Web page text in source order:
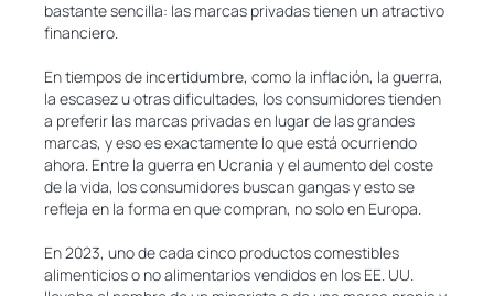
bastante sencilla: las marcas privadas tienen un atractivo
financiero.
En tiempos de incertidumbre, como la inflación, la guerra,
la escasez u otras dificultades, los consumidores tienden
a preferir las marcas privadas en lugar de las grandes
marcas, y eso es exactamente lo que está ocurriendo
ahora. Entre la guerra en Ucrania y el aumento del coste
de la vida, los consumidores buscan gangas y esto se
refleja en la forma en que compran, no solo en Europa.
En 2023, uno de cada cinco productos comestibles
alimenticios o no alimentarios vendidos en los EE. UU.